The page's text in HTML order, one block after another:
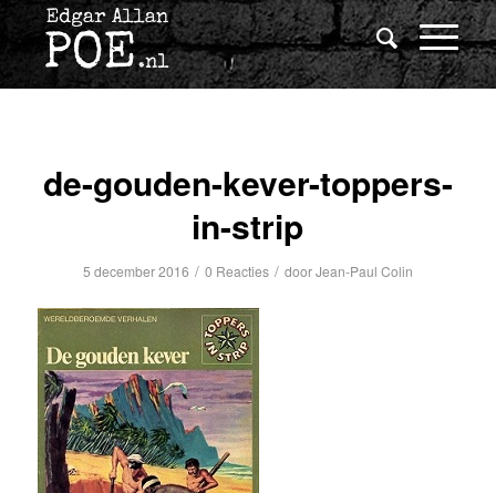
de-gouden-kever-toppers-
in-strip
5 december 2016 / 0 Reacties / doorJean-Paul Colin